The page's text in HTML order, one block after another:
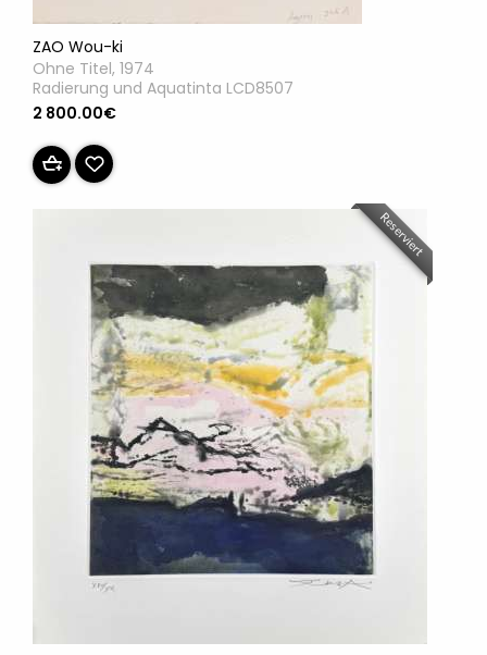
ZAO Wou-ki
Ohne Titel, 1974
Radierung und Aquatinta LCD8507
2 800.00€
Reserviert